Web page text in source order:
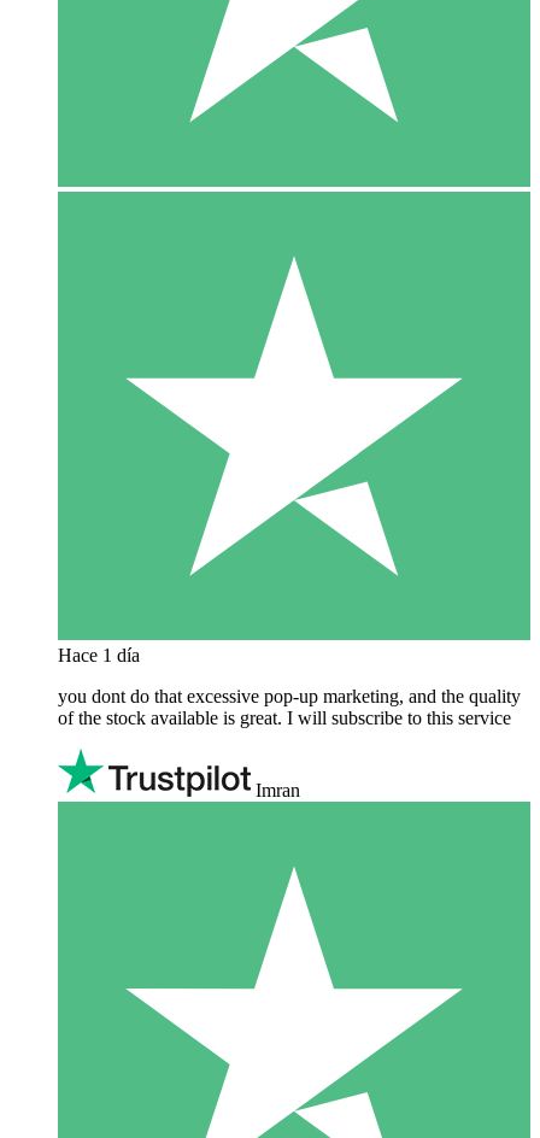
Hace 1 día
you dont do that excessive pop-up marketing, and the quality
of the stock available is great. I will subscribe to this service
Imran